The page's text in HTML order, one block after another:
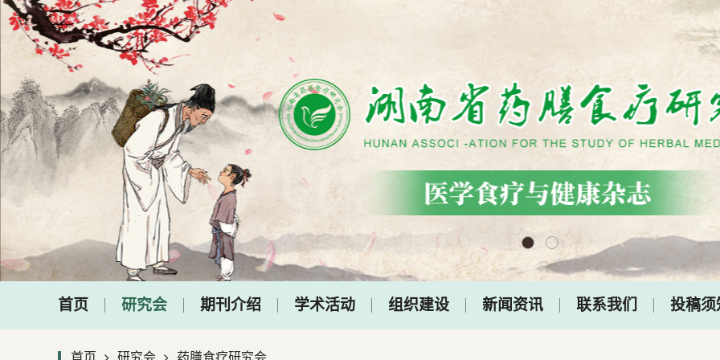
首页 研究会 期刊介绍 学术活动 组织建设 新闻资讯 联系我们 投稿须
首页 研究会 药膳食疗研究会